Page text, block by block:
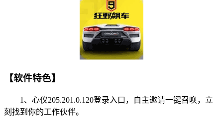
【软件特色】
1、心仪205.201.0.120登录入口，自主邀请一键召唤，立
刻找到你的工作伙伴。